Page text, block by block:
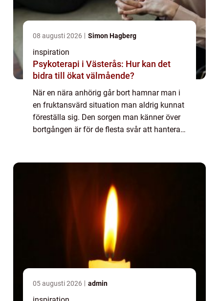
08 augusti 2026 Simon Hagberg
inspiration
Psykoterapi i Västerås: Hur kan det
bidra till ökat välmående?
När en nära anhörig går bort hamnar man i
en fruktansvärd situation man aldrig kunnat
föreställa sig. Den sorgen man känner över
bortgången är för de flesta svår att hantera,
05 augusti 2026 admin